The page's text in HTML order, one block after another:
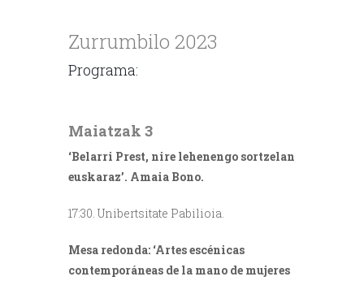
Zurrumbilo 2023
Programa:
Maiatzak 3
‘Belarri Prest, nire lehenengo sortzelan
euskaraz’. Amaia Bono.
17:30. Unibertsitate Pabilioia.
Mesa redonda: ‘Artes escénicas
contemporáneas de la mano de mujeres